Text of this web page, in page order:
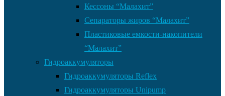
Кессоны “Малахит”
Сепараторы жиров “Малахит”
Пластиковые емкости-накопители
“Малахит”
Гидроаккумуляторы
Гидроаккумуляторы Reflex
Гидроаккумуляторы Unipump